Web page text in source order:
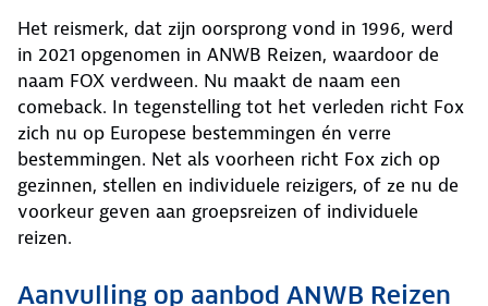
Het reismerk, dat zijn oorsprong vond in 1996, werd
in 2021 opgenomen in ANWB Reizen, waardoor de
naam FOX verdween. Nu maakt de naam een
comeback. In tegenstelling tot het verleden richt Fox
zich nu op Europese bestemmingen én verre
bestemmingen. Net als voorheen richt Fox zich op
gezinnen, stellen en individuele reizigers, of ze nu de
voorkeur geven aan groepsreizen of individuele
reizen.
Aanvulling op aanbod ANWB Reizen